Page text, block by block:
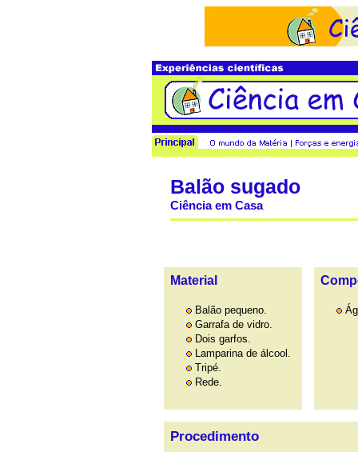
Balão sugado
Ciência em Casa
Material
Balão pequeno.
Garrafa de vidro.
Dois garfos.
Lamparina de álcool.
Tripé.
Rede.
Procedimento